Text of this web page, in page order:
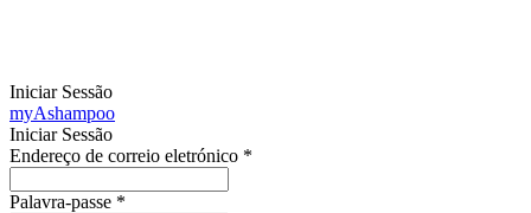
Iniciar Sessão
myAshampoo
Iniciar Sessão
Endereço de correio eletrónico *
Palavra-passe *